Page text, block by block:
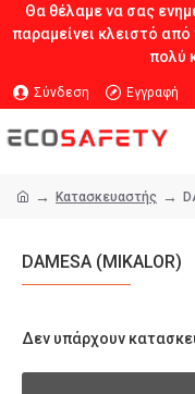
Θα θέλαμε να σας
παραμείνει κλειστό
πολύ
Σύνδεση Εγγραφή
Κατασκευαστής
DAMESA (MIKALOR)
Δεν υπάρχουν